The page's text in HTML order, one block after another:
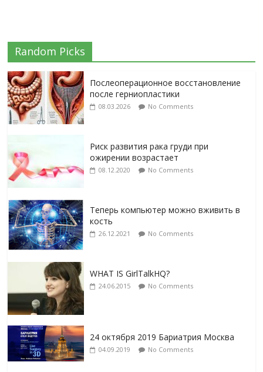
Random Picks
Послеоперационное восстановление
после герниопластики
08.03.2026 No Comments
Риск развития рака груди при
ожирении возрастает
08.12.2020 No Comments
Теперь компьютер можно вживить в
кость
26.12.2021 No Comments
WHAT IS GirlTalkHQ?
24.06.2015 No Comments
24 октября 2019 Бариатрия Москва
04.09.2019 No Comments